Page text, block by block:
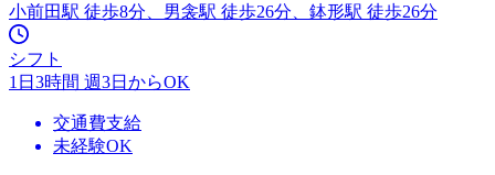
小前田駅 徒歩8分、男衾駅 徒歩26分、鉢形駅 徒歩26分
シフト
1日3時間 週3日からOK
交通費支給
未経験OK